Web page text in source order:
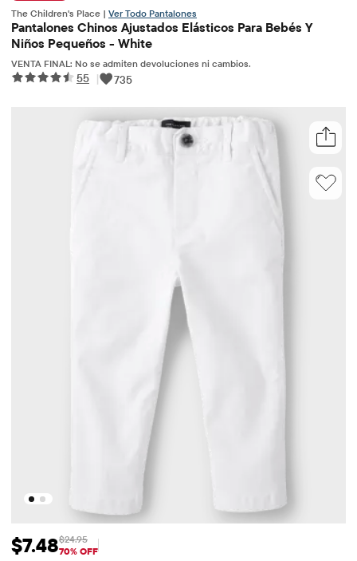
The Children's Place | Ver Todo Pantalones
Pantalones Chinos Ajustados Elásticos Para Bebés Y
Niños Pequeños - White
VENTA FINAL: No se admiten devoluciones ni cambios.
55 | 735
Precio de venta: $7.48
$7.48 Precio original: $24.95
$24.95
70% OFF